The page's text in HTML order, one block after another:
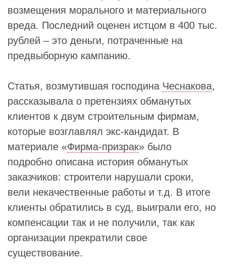
возмещения морального и материального
вреда. Последний оценен истцом в 400 тыс.
рублей – это деньги, потраченные на
предвыборную кампанию.
Статья, возмутившая господина Чеснакова,
рассказывала о претензиях обманутых
клиентов к двум строительным фирмам,
которые возглавлял экс-кандидат. В
материале «Фирма-призрак» было
подробно описана история обманутых
заказчиков: строители нарушали сроки,
вели некачественные работы и т.д. В итоге
клиенты обратились в суд, выиграли его, но
компенсации так и не получили, так как
организации прекратили свое
существование.